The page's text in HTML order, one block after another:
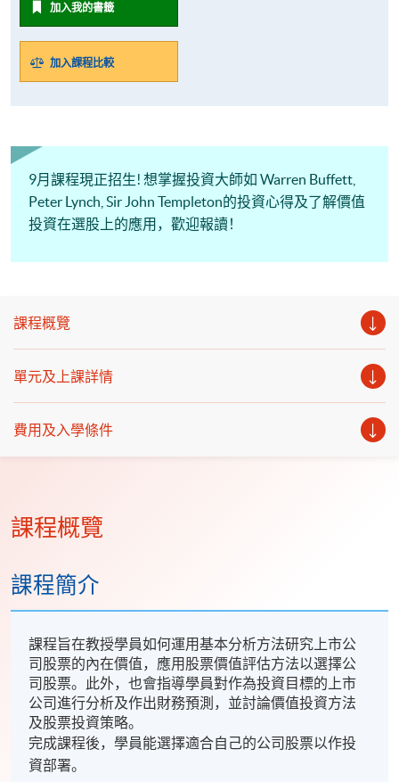
加入我的書籤
加入課程比較
9月課程現正招生! 想掌握投資大師如 Warren Buffett,
Peter Lynch, Sir John Templeton的投資心得及了解價值
投資在選股上的應用，歡迎報讀！
課程概覽
單元及上課詳情
費用及入學條件
課程概覽
課程簡介
課程旨在教授學員如何運用基本分析方法研究上市公
司股票的內在價值，應用股票價值評估方法以選擇公
司股票。此外，也會指導學員對作為投資目標的上市
公司進行分析及作出財務預測，並討論價值投資方法
及股票投資策略。
完成課程後，學員能選擇適合自己的公司股票以作投
資部署。